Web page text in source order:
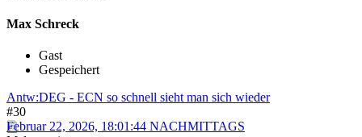
Max Schreck
Gast
Gespeichert
Antw:DEG - ECN so schnell sieht man sich wieder
#30
Februar 22, 2026, 18:01:44 NACHMITTAGS